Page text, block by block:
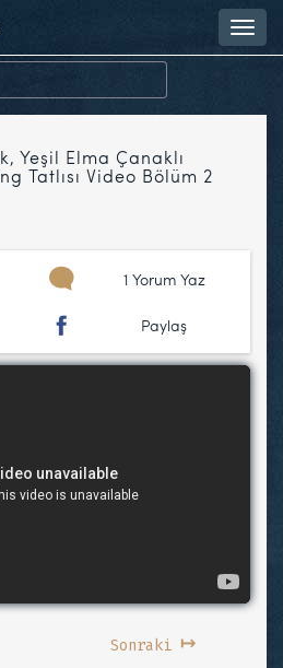
Yeşil Elma Çanaklı
Tatlısı Video Bölüm 2
1 Yorum Yaz
Paylaş
Sonraki ↦